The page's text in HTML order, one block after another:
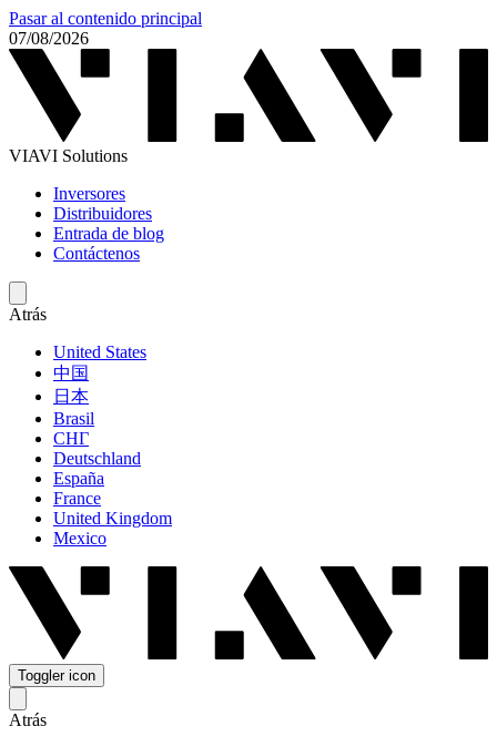
Pasar al contenido principal
07/08/2026
VIAVI Solutions
Inversores
Distribuidores
Entrada de blog
Contáctenos
Atrás
United States
中国
日本
Brasil
СНГ
Deutschland
España
France
United Kingdom
Mexico
Toggler icon
Atrás